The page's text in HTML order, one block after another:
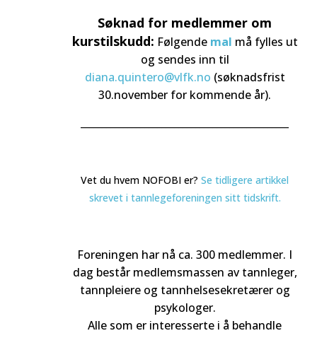
Søknad for medlemmer om
kurstilskudd: Følgende mal må fylles ut
og sendes inn til
diana.quintero@vlfk.no (søknadsfrist
30.november for kommende år).
Vet du hvem NOFOBI er? Se tidligere artikkel
skrevet i tannlegeforeningen sitt tidskrift.
Foreningen har nå ca. 300 medlemmer. I
dag består medlemsmassen av tannleger,
tannpleiere og tannhelsesekretærer og
psykologer.
Alle som er interesserte i å behandle